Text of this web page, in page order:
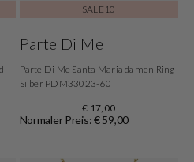
SALE10
Parte Di Me
Parte Di Me Santa Maria damen Ring
Silber PDM33023-60
€ 17,00
Normaler Preis: € 59,00